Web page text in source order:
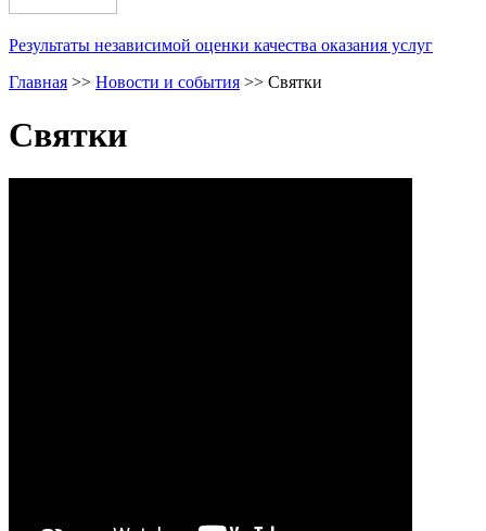
Результаты независимой оценки качества оказания услуг
Главная >> Новости и события >> Святки
Святки